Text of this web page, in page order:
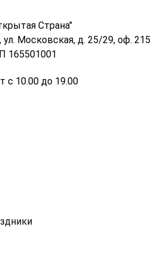
Страна"
ул. Московская, д. 25/29, оф. 215
165501001
с 10.00 до 19.00